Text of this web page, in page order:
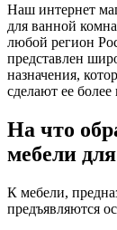
Наш интернет
для ванной
любой регион
представлен
назначения,
сделают ее
На что
мебели
К мебели,
предъявляются